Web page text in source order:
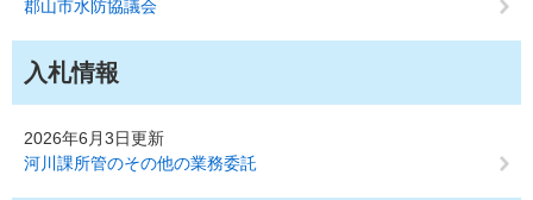
郡山市水防協議会
入札情報
2026年6月3日更新
河川課所管のその他の業務委託